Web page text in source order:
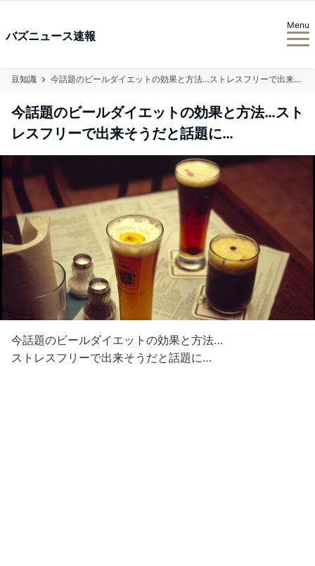
バズニュース速報
Menu
豆知識 今話題のビールダイエットの効果と方法…ストレスフリーで出来そうだと話題に…
今話題のビールダイエットの効果と方法…スト
レスフリーで出来そうだと話題に…
今話題のビールダイエットの効果と方法…
ストレスフリーで出来そうだと話題に…